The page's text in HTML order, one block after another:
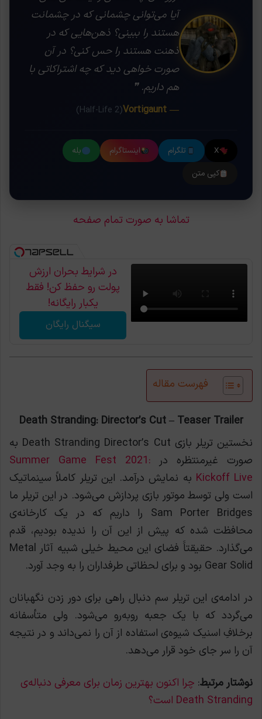
آیا می‌توانی چشمانی که در چشمانت
هستند را ببینی؟ ذهن‌هایی که در
ذهنت هستند را حس کنی؟ در آن
صورت خواهی دید که چه اشتراکاتی با
هم داریم. ❞
— Vortigaunt
(Half-Life 2)
X تلگرام اینستاگرام
بله
کپی متن
تماشا به صورت تمام صفحه
در شرایط بحران ارزش
پولت رو حفظ کن! فقط
یکبار رایگانه!
سیگنال رایگان
فهرست مقاله
Death Stranding: Director’s Cut – Teaser Trailer
نخستین تریلر بازی Death Stranding Director’s Cut به
صورت غیرمنتظره در Summer Game Fest 2021:
Kickoff Live به نمایش درآمد. این تریلر کاملاََ سینماتیک
است ولی توسط موتور بازی پردازش می‌شود. در این تریلر ما
Sam Porter Bridges را داریم که در یک کارخانه‌ی
محافظت شده که پیش از این آن را ندیده بودیم، قدم
می‌گذارد. حقیقتاََ فضای این محیط خیلی شبیه آثار Metal
Gear Solid بود و برای لحظاتی طرفداران را به وجد آورد.
در ادامه‌ی این تریلر سم دنبال راهی برای دور زدن نگهبانان
می‌گردد که با یک جعبه روبه‌رو می‌شود. ولی متأسفانه
برخلافِ اسنیک شیوه‌ی استفاده از آن را نمی‌داند و در نتیجه
آن را سر جای خود قرار می‌دهد.
نوشتار مرتبط: چرا اکنون بهترین زمان برای معرفی دنباله‌ی
Death Stranding است؟